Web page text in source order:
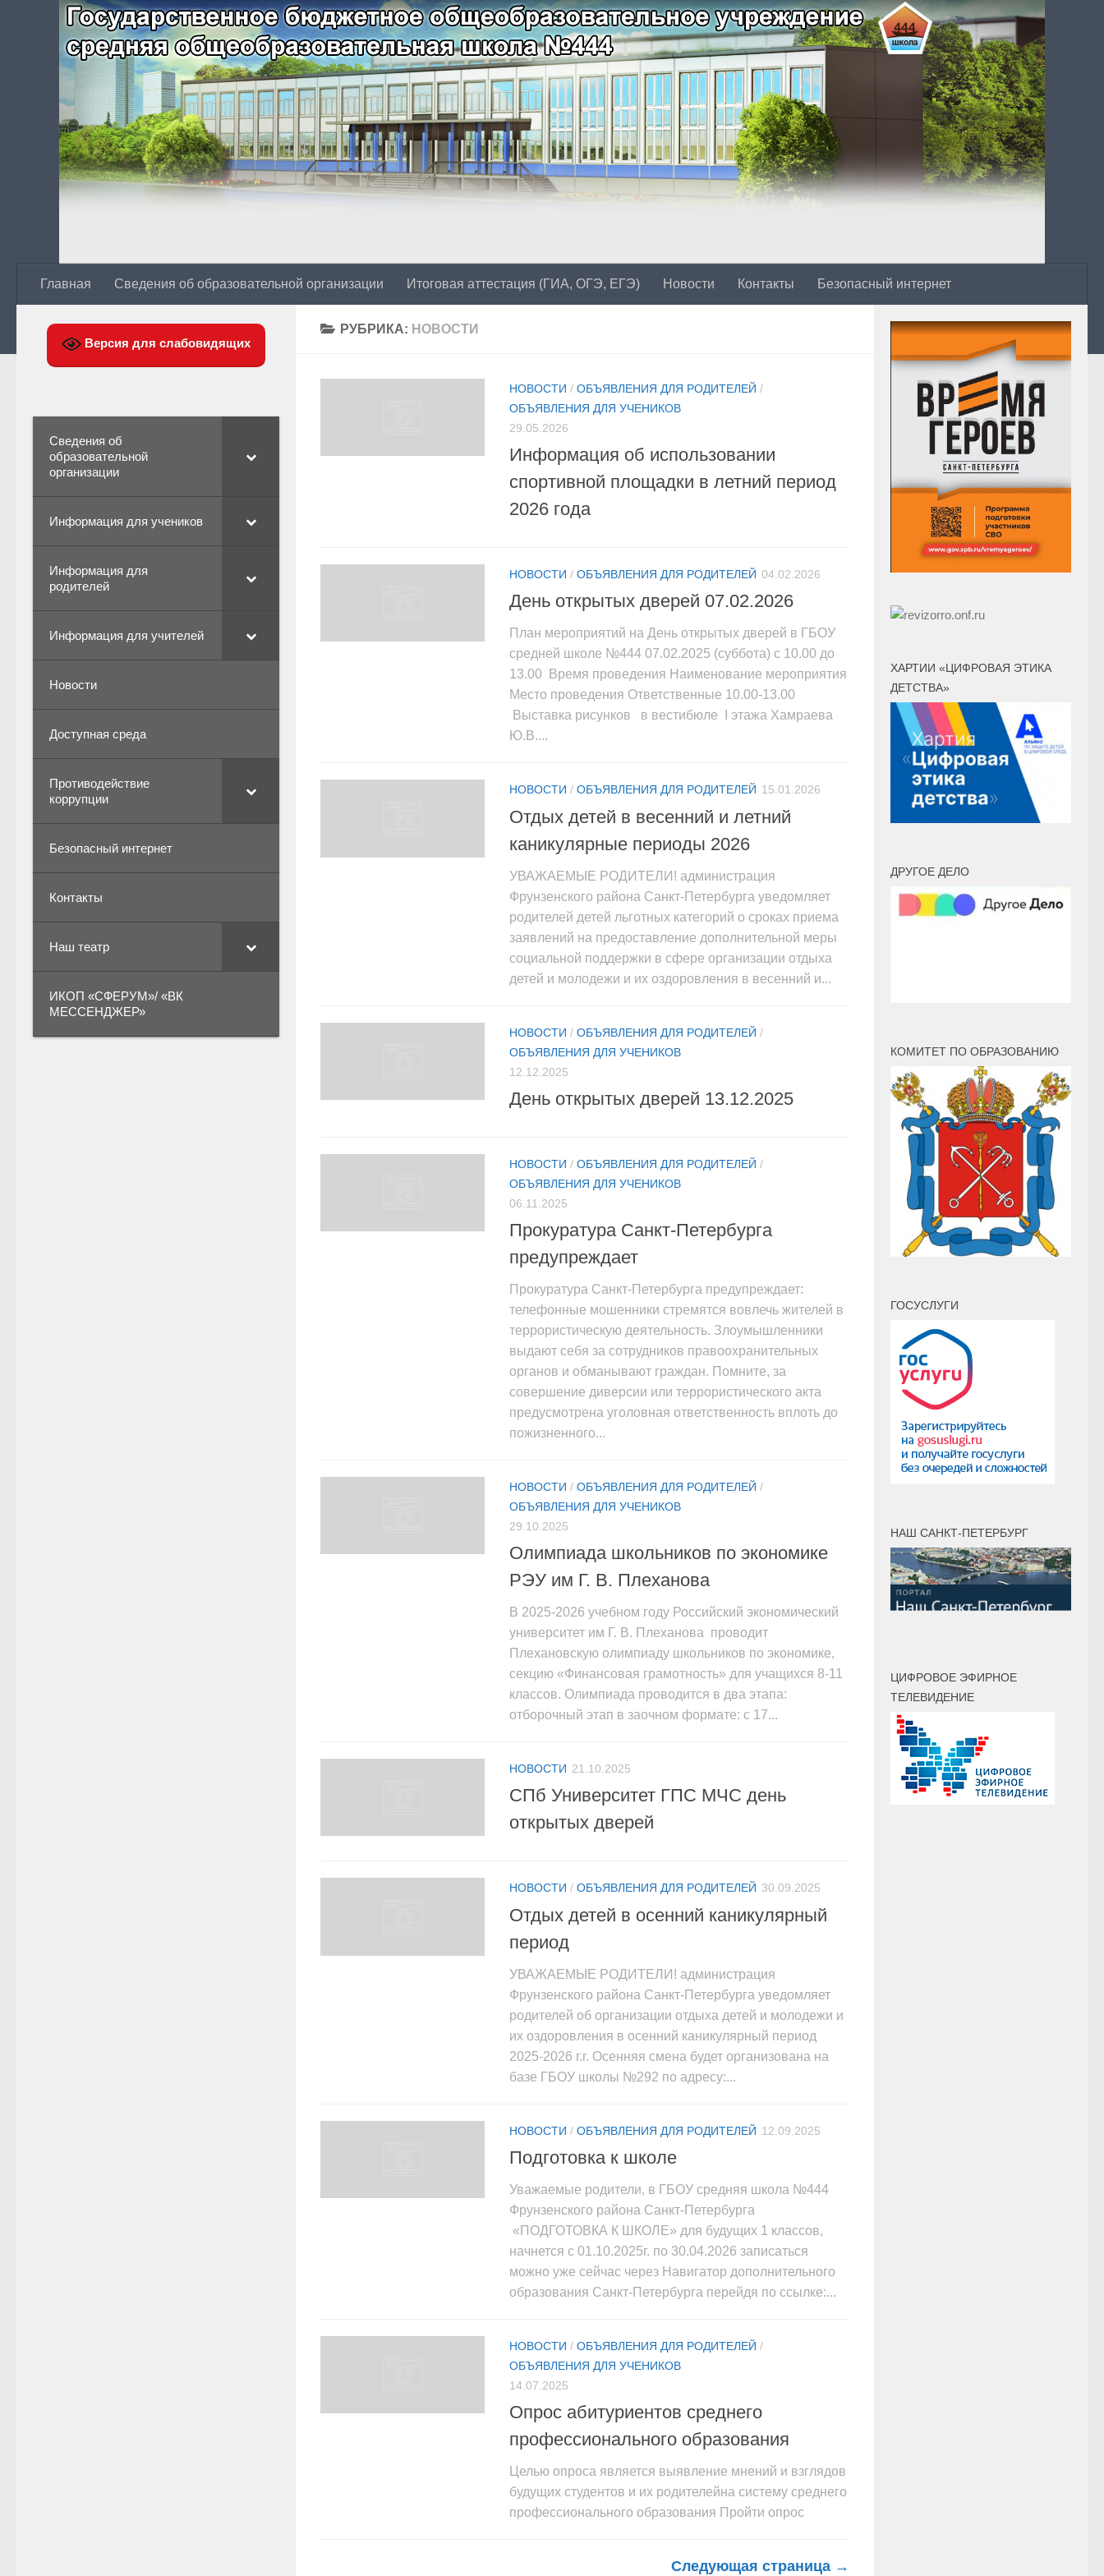
Главная Сведения об образовательной организации Итоговая аттестация (ГИА, ОГЭ, ЕГЭ) Новости Контакты Безопасный интернет
РУБРИКА: НОВОСТИ
НОВОСТИ / ОБЪЯВЛЕНИЯ ДЛЯ РОДИТЕЛЕЙ /
ОБЪЯВЛЕНИЯ ДЛЯ УЧЕНИКОВ
29.05.2026
Информация об использовании
спортивной площадки в летний период
2026 года
НОВОСТИ / ОБЪЯВЛЕНИЯ ДЛЯ РОДИТЕЛЕЙ 04.02.2026
День открытых дверей 07.02.2026
План мероприятий на День открытых дверей в ГБОУ
средней школе №444 07.02.2025 (суббота) с 10.00 до
13.00 Время проведения Наименование мероприятия
Место проведения Ответственные 10.00-13.00
Выставка рисунков в вестибюле I этажа Хамраева
Ю.В....
НОВОСТИ / ОБЪЯВЛЕНИЯ ДЛЯ РОДИТЕЛЕЙ 15.01.2026
Отдых детей в весенний и летний
каникулярные периоды 2026
УВАЖАЕМЫЕ РОДИТЕЛИ! администрация
Фрунзенского района Санкт-Петербурга уведомляет
родителей детей льготных категорий о сроках приема
заявлений на предоставление дополнительной меры
социальной поддержки в сфере организации отдыха
детей и молодежи и их оздоровления в весенний и...
НОВОСТИ / ОБЪЯВЛЕНИЯ ДЛЯ РОДИТЕЛЕЙ /
ОБЪЯВЛЕНИЯ ДЛЯ УЧЕНИКОВ
12.12.2025
День открытых дверей 13.12.2025
НОВОСТИ / ОБЪЯВЛЕНИЯ ДЛЯ РОДИТЕЛЕЙ /
ОБЪЯВЛЕНИЯ ДЛЯ УЧЕНИКОВ
06.11.2025
Прокуратура Санкт-Петербурга
предупреждает
Прокуратура Санкт-Петербурга предупреждает:
телефонные мошенники стремятся вовлечь жителей в
террористическую деятельность. Злоумышленники
выдают себя за сотрудников правоохранительных
органов и обманывают граждан. Помните, за
совершение диверсии или террористического акта
предусмотрена уголовная ответственность вплоть до
пожизненного...
НОВОСТИ / ОБЪЯВЛЕНИЯ ДЛЯ РОДИТЕЛЕЙ /
ОБЪЯВЛЕНИЯ ДЛЯ УЧЕНИКОВ
29.10.2025
Олимпиада школьников по экономике
РЭУ им Г. В. Плеханова
В 2025-2026 учебном году Российский экономический
университет им Г. В. Плеханова проводит
Плехановскую олимпиаду школьников по экономике,
секцию «Финансовая грамотность» для учащихся 8-11
классов. Олимпиада проводится в два этапа:
отборочный этап в заочном формате: с 17...
НОВОСТИ 21.10.2025
СПб Университет ГПС МЧС день
открытых дверей
НОВОСТИ / ОБЪЯВЛЕНИЯ ДЛЯ РОДИТЕЛЕЙ 30.09.2025
Отдых детей в осенний каникулярный
период
УВАЖАЕМЫЕ РОДИТЕЛИ! администрация
Фрунзенского района Санкт-Петербурга уведомляет
родителей об организации отдыха детей и молодежи и
их оздоровления в осенний каникулярный период
2025-2026 г.г. Осенняя смена будет организована на
базе ГБОУ школы №292 по адресу:...
НОВОСТИ / ОБЪЯВЛЕНИЯ ДЛЯ РОДИТЕЛЕЙ 12.09.2025
Подготовка к школе
Уважаемые родители, в ГБОУ средняя школа №444
Фрунзенского района Санкт-Петербурга
«ПОДГОТОВКА К ШКОЛЕ» для будущих 1 классов,
начнется с 01.10.2025г. по 30.04.2026 записаться
можно уже сейчас через Навигатор дополнительного
образования Санкт-Петербурга перейдя по ссылке:...
НОВОСТИ / ОБЪЯВЛЕНИЯ ДЛЯ РОДИТЕЛЕЙ /
ОБЪЯВЛЕНИЯ ДЛЯ УЧЕНИКОВ
14.07.2025
Опрос абитуриентов среднего
профессионального образования
Целью опроса является выявление мнений и взглядов
будущих студентов и их родителейна систему среднего
профессионального образования Пройти опрос
Следующая страница →
Версия для слабовидящих
Сведения об
образовательной
организации
Информация для учеников
Информация для
родителей
Информация для учителей
Новости
Доступная среда
Противодействие
коррупции
Безопасный интернет
Контакты
Наш театр
ИКОП «СФЕРУМ»/ «ВК
МЕССЕНДЖЕР»
ХАРТИИ «ЦИФРОВАЯ ЭТИКА
ДЕТСТВА»
ДРУГОЕ ДЕЛО
КОМИТЕТ ПО ОБРАЗОВАНИЮ
ГОСУСЛУГИ
НАШ САНКТ-ПЕТЕРБУРГ
ЦИФРОВОЕ ЭФИРНОЕ
ТЕЛЕВИДЕНИЕ